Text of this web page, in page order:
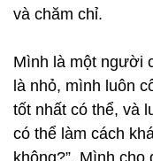
và chăm chỉ.
Mình là một người
là nhỏ, mình luôn
tốt nhất có thể, và
có thể làm cách
không?”. Mình